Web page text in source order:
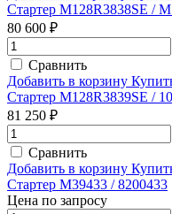
Стартер M128R3838SE /
80 600 ₽
Сравнить
Добавить в корзину
Стартер M128R3839SE /
81 250 ₽
Сравнить
Добавить в корзину
Стартер M39433 / 8200433
Цена по запросу